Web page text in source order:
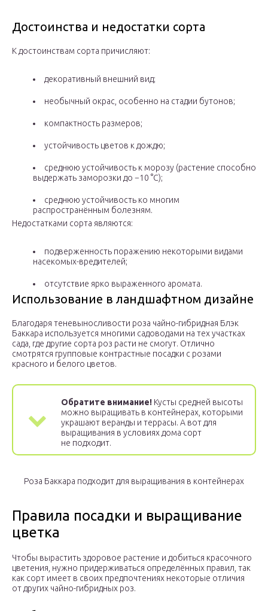
Достоинства и недостатки сорта
К достоинствам сорта причисляют:
декоративный внешний вид;
необычный окрас, особенно на стадии бутонов;
компактность размеров;
устойчивость цветов к дождю;
среднюю устойчивость к морозу (растение способно
выдержать заморозки до −10 °С);
среднюю устойчивость ко многим
распространённым болезням.
Недостатками сорта являются:
подверженность поражению некоторыми видами
насекомых-вредителей;
отсутствие ярко выраженного аромата.
Использование в ландшафтном дизайне
Благодаря теневыносливости роза чайно-гибридная Блэк
Баккара используется многими садоводами на тех участках
сада, где другие сорта роз расти не смогут. Отлично
смотрятся групповые контрастные посадки с розами
красного и белого цветов.
Обратите внимание! Кусты средней высоты
можно выращивать в контейнерах, которыми
украшают веранды и террасы. А вот для
выращивания в условиях дома сорт
не подходит.
Роза Баккара подходит для выращивания в контейнерах
Правила посадки и выращивание
цветка
Чтобы вырастить здоровое растение и добиться красочного
цветения, нужно придерживаться определённых правил, так
как сорт имеет в своих предпочтениях некоторые отличия
от других чайно-гибридных роз.